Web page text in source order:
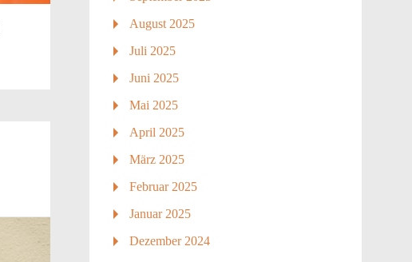
August 2025
Juli 2025
Juni 2025
Mai 2025
April 2025
März 2025
Februar 2025
Januar 2025
Dezember 2024